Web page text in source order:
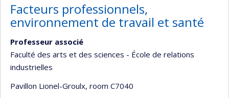
Facteurs professionnels,
environnement de travail et santé
Professeur associé
Faculté des arts et des sciences - École de relations
industrielles
Pavillon Lionel-Groulx, room C7040